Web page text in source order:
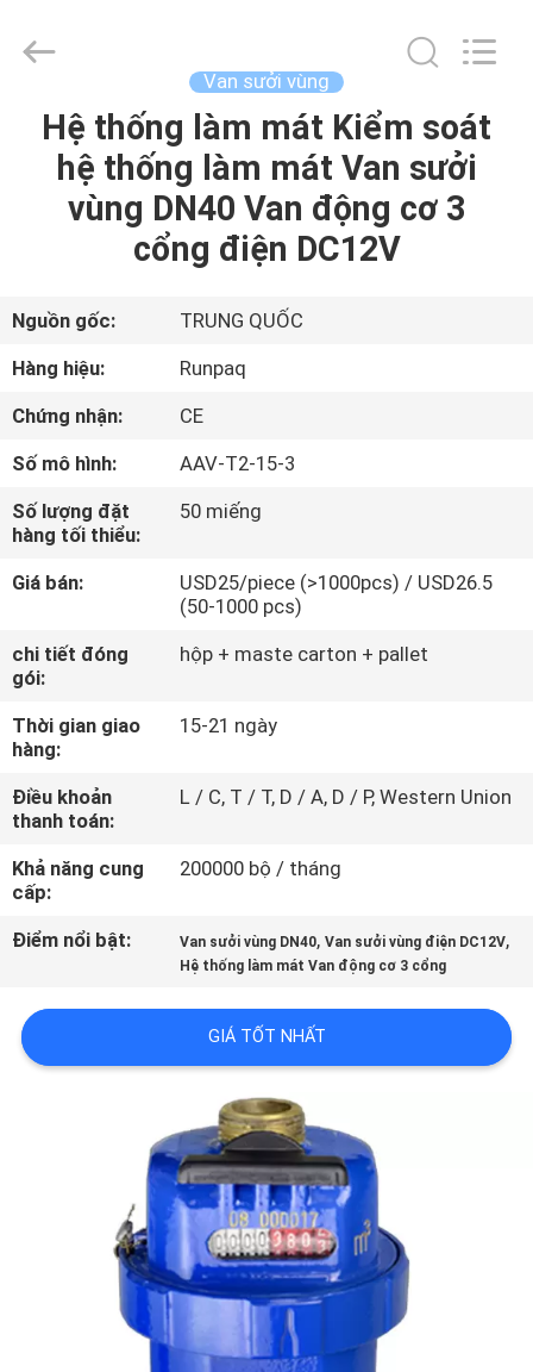
TRANG
CHỦ
PHẨM
VỀ
TÔI
THAM
QUAN
NHÀ
MÁY
KIỂM
SOÁT
CHẤT
LƯỢNG
LIÊN
CHÚNG
TÔI
Technology
Reserved.
Van sưởi vùng
Hệ thống làm mát Kiểm soát
hệ thống làm mát Van sưởi
vùng DN40 Van động cơ 3
cổng điện DC12V
Nguồn gốc:
TRUNG QUỐC
Hàng hiệu:
Runpaq
Chứng nhận:
CE
Số mô hình:
AAV-T2-15-3
Số lượng đặt
hàng tối thiểu:
50 miếng
Giá bán:
USD25/piece (>1000pcs) / USD26.5
(50-1000 pcs)
chi tiết đóng
gói:
hộp + maste carton + pallet
Thời gian giao
hàng:
15-21 ngày
Điều khoản
thanh toán:
L / C, T / T, D / A, D / P, Western Union
Khả năng cung
cấp:
200000 bộ / tháng
Điểm nổi bật: Van sưởi vùng DN40,Van sưởi vùng điện DC12V,
Hệ thống làm mát Van động cơ 3 cổng
GIÁ TỐT NHẤT